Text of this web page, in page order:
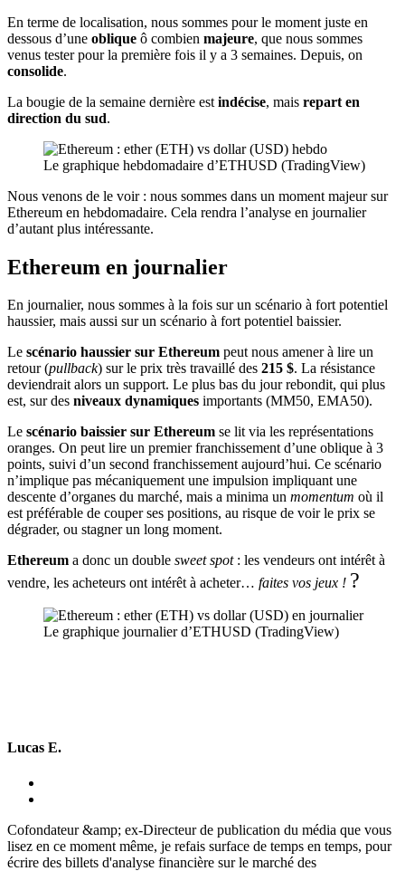
En terme de localisation, nous sommes pour le moment juste en
dessous d’une oblique ô combien majeure, que nous sommes
venus tester pour la première fois il y a 3 semaines. Depuis, on
consolide.
La bougie de la semaine dernière est indécise, mais repart en
direction du sud.
Le graphique hebdomadaire d’ETHUSD (TradingView)
Nous venons de le voir : nous sommes dans un moment majeur sur
Ethereum en hebdomadaire. Cela rendra l’analyse en journalier
d’autant plus intéressante.
Ethereum en journalier
En journalier, nous sommes à la fois sur un scénario à fort potentiel
haussier, mais aussi sur un scénario à fort potentiel baissier.
Le scénario haussier sur Ethereum peut nous amener à lire un
retour (pullback) sur le prix très travaillé des 215 $. La résistance
deviendrait alors un support. Le plus bas du jour rebondit, qui plus
est, sur des niveaux dynamiques importants (MM50, EMA50).
Le scénario baissier sur Ethereum se lit via les représentations
oranges. On peut lire un premier franchissement d’une oblique à 3
points, suivi d’un second franchissement aujourd’hui. Ce scénario
n’implique pas mécaniquement une impulsion impliquant une
descente d’organes du marché, mais a minima un momentum où il
est préférable de couper ses positions, au risque de voir le prix se
dégrader, ou stagner un long moment.
Ethereum a donc un double sweet spot: les vendeurs ont intérêt à
vendre, les acheteurs ont intérêt à acheter… faites vos jeux ! ?
Le graphique journalier d’ETHUSD (TradingView)
Lucas E.
Cofondateur &amp; ex-Directeur de publication du média que vous
lisez en ce moment même, je refais surface de temps en temps, pour
écrire des billets d'analyse financière sur le marché des